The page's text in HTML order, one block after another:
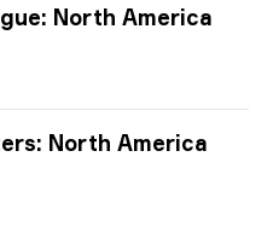
North America
North America